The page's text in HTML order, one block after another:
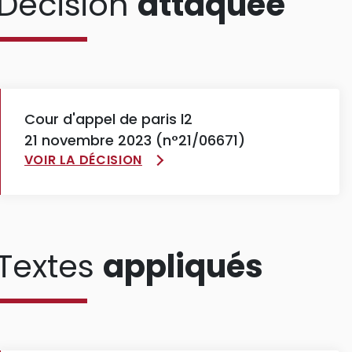
Cour d'appel de paris l2
21 novembre 2023 (n°21/06671)
VOIR LA DÉCISION
appliqués